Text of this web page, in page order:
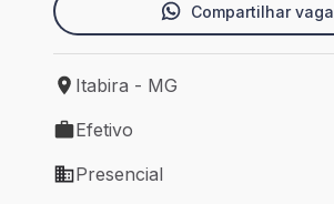
Compartilhar vaga
Local de trabalho: Itabira - MG
Itabira - MG
Tipo de vaga: Efetivo
Efetivo
Modelo de trabalho: Presencial
Presencial